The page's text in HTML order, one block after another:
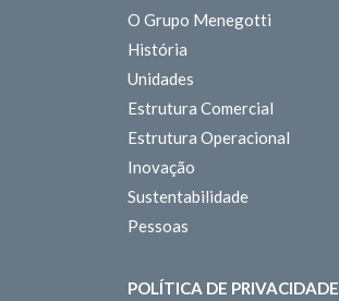
O Grupo Menegotti
História
Unidades
Estrutura Comercial
Estrutura Operacional
Inovação
Sustentabilidade
Pessoas
POLÍTICA DE PRIVACIDADE